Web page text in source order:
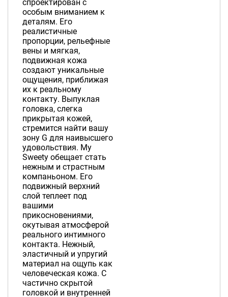
спроектирован с
особым вниманием к
деталям. Его
реалистичные
пропорции, рельефные
вены и мягкая,
подвижная кожа
создают уникальные
ощущения, приближая
их к реальному
контакту. Выпуклая
головка, слегка
прикрытая кожей,
стремится найти вашу
зону G для наивысшего
удовольствия. My
Sweety обещает стать
нежным и страстным
компаньоном. Его
подвижный верхний
слой теплеет под
вашими
прикосновениями,
окутывая атмосферой
реального интимного
контакта. Нежный,
эластичный и упругий
материал на ощупь как
человеческая кожа. С
частично скрытой
головкой и внутренней